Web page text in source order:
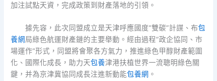
加注試點天資，完成政策到財產落地的引領。
據先容，此次同盟成立是天津呼應國度“雙碳”計謀、布包
養網局綠色航運財產鏈的主要舉動。經由過程“政企協同、市
場運作”形式，同盟將會聚各方氣力，推進綠色甲醇財產範圍
化、國際化成長，助力天包養津港扶植世界一流聰明綠色關
鍵，并為京津冀協同成長注進新動能包養網 。